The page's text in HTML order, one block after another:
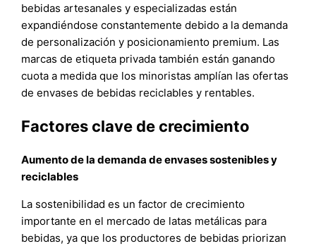
bebidas artesanales y especializadas están
expandiéndose constantemente debido a la demanda
de personalización y posicionamiento premium. Las
marcas de etiqueta privada también están ganando
cuota a medida que los minoristas amplían las ofertas
de envases de bebidas reciclables y rentables.
Factores clave de crecimiento
Aumento de la demanda de envases sostenibles y
reciclables
La sostenibilidad es un factor de crecimiento
importante en el mercado de latas metálicas para
bebidas, ya que los productores de bebidas priorizan